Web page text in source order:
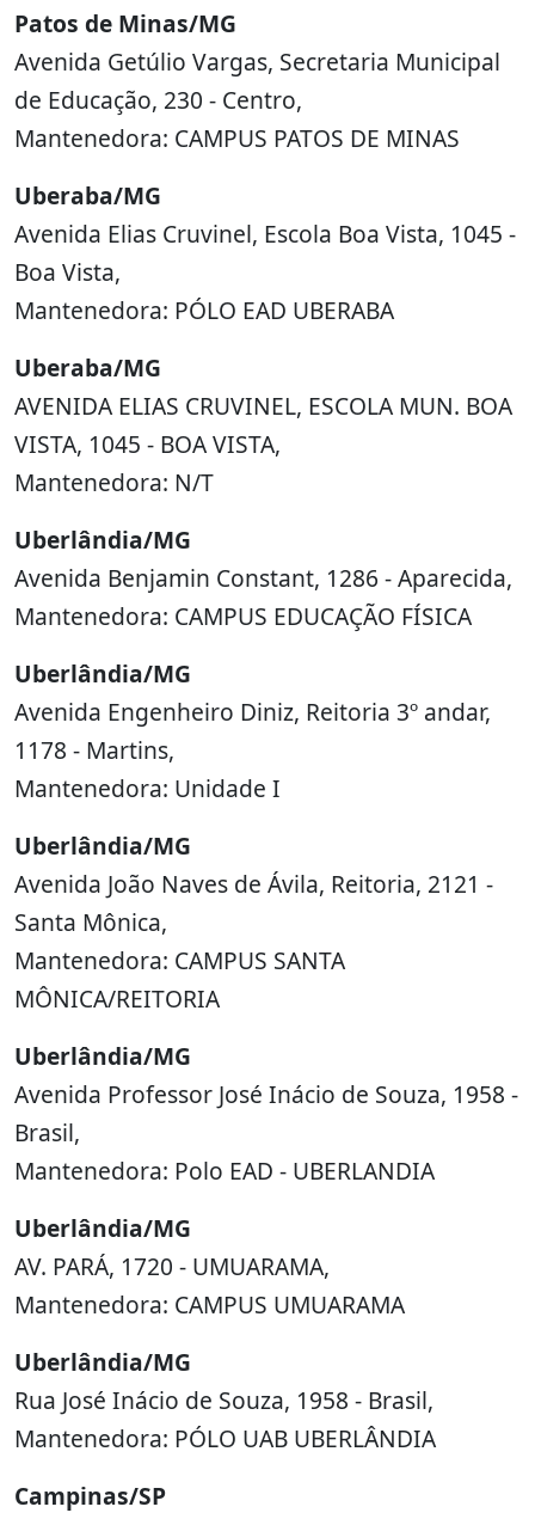
Patos de Minas/MG
Avenida Getúlio Vargas, Secretaria Municipal
de Educação, 230 - Centro,
Mantenedora: CAMPUS PATOS DE MINAS
Uberaba/MG
Avenida Elias Cruvinel, Escola Boa Vista, 1045 -
Boa Vista,
Mantenedora: PÓLO EAD UBERABA
Uberaba/MG
AVENIDA ELIAS CRUVINEL, ESCOLA MUN. BOA
VISTA, 1045 - BOA VISTA,
Mantenedora: N/T
Uberlândia/MG
Avenida Benjamin Constant, 1286 - Aparecida,
Mantenedora: CAMPUS EDUCAÇÃO FÍSICA
Uberlândia/MG
Avenida Engenheiro Diniz, Reitoria 3º andar,
1178 - Martins,
Mantenedora: Unidade I
Uberlândia/MG
Avenida João Naves de Ávila, Reitoria, 2121 -
Santa Mônica,
Mantenedora: CAMPUS SANTA
MÔNICA/REITORIA
Uberlândia/MG
Avenida Professor José Inácio de Souza, 1958 -
Brasil,
Mantenedora: Polo EAD - UBERLANDIA
Uberlândia/MG
AV. PARÁ, 1720 - UMUARAMA,
Mantenedora: CAMPUS UMUARAMA
Uberlândia/MG
Rua José Inácio de Souza, 1958 - Brasil,
Mantenedora: PÓLO UAB UBERLÂNDIA
Campinas/SP